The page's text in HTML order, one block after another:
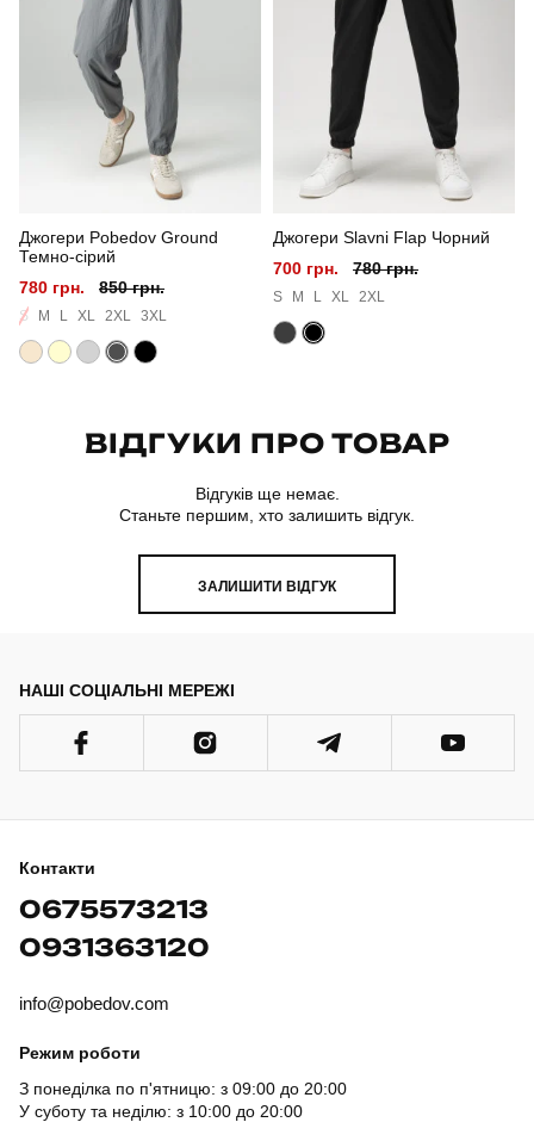
чоловічий
повсякденний
чорний
Матеріал двонитка
Джогери Pobedov Ground
Темно-сірий
780 грн.
850 грн.
S M L XL 2XL 3XL
Джогери Slavni Flap Чорний
700 грн.
780 грн.
S M L XL 2XL
ВІДГУКИ ПРО ТОВАР
Відгуків ще немає.
Станьте першим, хто залишить відгук.
ЗАЛИШИТИ ВІДГУК
НАШІ СОЦІАЛЬНІ МЕРЕЖІ
Контакти
0675573213
0931363120
info@pobedov.com
Режим роботи
З понеділка по п'ятницю: з 09:00 до 20:00
У суботу та неділю: з 10:00 до 20:00